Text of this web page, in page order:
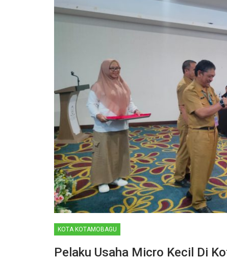
KOTA KOTAMOBAGU
Pelaku Usaha Micro Kecil Di